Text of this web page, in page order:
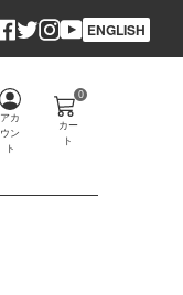
Facebook
TwitterInstagram
YouTube
ENGLISH
アカ
ウン
ト
0
カー
ト